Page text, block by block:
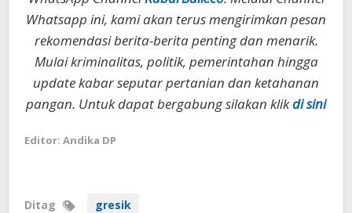
Whatsapp ini, kami akan terus mengirimkan pesan
rekomendasi berita-berita penting dan menarik.
Mulai kriminalitas, politik, pemerintahan hingga
update kabar seputar pertanian dan ketahanan
pangan. Untuk dapat bergabung silakan klikdi sini
Editor: Andika DP
Ditag
gresik